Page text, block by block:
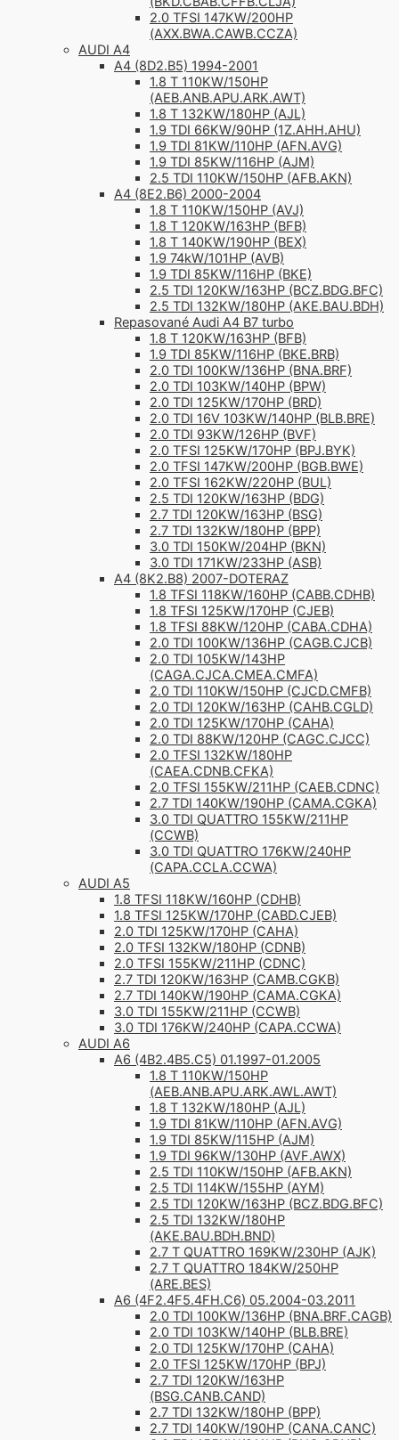
2.0 TFSI 147KW/200HP
(AXX.BWA.CAWB.CCZA)
AUDI A4
A4 (8D2.B5) 1994-2001
1.8 T 110KW/150HP
(AEB.ANB.APU.ARK.AWT)
1.8 T 132KW/180HP (AJL)
1.9 TDI 66KW/90HP (1Z.AHH.AHU)
1.9 TDI 81KW/110HP (AFN.AVG)
1.9 TDI 85KW/116HP (AJM)
2.5 TDI 110KW/150HP (AFB.AKN)
A4 (8E2.B6) 2000-2004
1.8 T 110KW/150HP (AVJ)
1.8 T 120KW/163HP (BFB)
1.8 T 140KW/190HP (BEX)
1.9 74kW/101HP (AVB)
1.9 TDI 85KW/116HP (BKE)
2.5 TDI 120KW/163HP (BCZ.BDG.BFC)
2.5 TDI 132KW/180HP (AKE.BAU.BDH)
Repasované Audi A4 B7 turbo
1.8 T 120KW/163HP (BFB)
1.9 TDI 85KW/116HP (BKE.BRB)
2.0 TDI 100KW/136HP (BNA.BRF)
2.0 TDI 103KW/140HP (BPW)
2.0 TDI 125KW/170HP (BRD)
2.0 TDI 16V 103KW/140HP (BLB.BRE)
2.0 TDI 93KW/126HP (BVF)
2.0 TFSI 125KW/170HP (BPJ.BYK)
2.0 TFSI 147KW/200HP (BGB.BWE)
2.0 TFSI 162KW/220HP (BUL)
2.5 TDI 120KW/163HP (BDG)
2.7 TDI 120KW/163HP (BSG)
2.7 TDI 132KW/180HP (BPP)
3.0 TDI 150KW/204HP (BKN)
3.0 TDI 171KW/233HP (ASB)
A4 (8K2.B8) 2007-DOTERAZ
1.8 TFSI 118KW/160HP (CABB.CDHB)
1.8 TFSI 125KW/170HP (CJEB)
1.8 TFSI 88KW/120HP (CABA.CDHA)
2.0 TDI 100KW/136HP (CAGB.CJCB)
2.0 TDI 105KW/143HP
(CAGA.CJCA.CMEA.CMFA)
2.0 TDI 110KW/150HP (CJCD.CMFB)
2.0 TDI 120KW/163HP (CAHB.CGLD)
2.0 TDI 125KW/170HP (CAHA)
2.0 TDI 88KW/120HP (CAGC.CJCC)
2.0 TFSI 132KW/180HP
(CAEA.CDNB.CFKA)
2.0 TFSI 155KW/211HP (CAEB.CDNC)
2.7 TDI 140KW/190HP (CAMA.CGKA)
3.0 TDI QUATTRO 155KW/211HP
(CCWB)
3.0 TDI QUATTRO 176KW/240HP
(CAPA.CCLA.CCWA)
AUDI A5
1.8 TFSI 118KW/160HP (CDHB)
1.8 TFSI 125KW/170HP (CABD.CJEB)
2.0 TDI 125KW/170HP (CAHA)
2.0 TFSI 132KW/180HP (CDNB)
2.0 TFSI 155KW/211HP (CDNC)
2.7 TDI 120KW/163HP (CAMB.CGKB)
2.7 TDI 140KW/190HP (CAMA.CGKA)
3.0 TDI 155KW/211HP (CCWB)
3.0 TDI 176KW/240HP (CAPA.CCWA)
AUDI A6
A6 (4B2.4B5.C5) 01.1997-01.2005
1.8 T 110KW/150HP
(AEB.ANB.APU.ARK.AWL.AWT)
1.8 T 132KW/180HP (AJL)
1.9 TDI 81KW/110HP (AFN.AVG)
1.9 TDI 85KW/115HP (AJM)
1.9 TDI 96KW/130HP (AVF.AWX)
2.5 TDI 110KW/150HP (AFB.AKN)
2.5 TDI 114KW/155HP (AYM)
2.5 TDI 120KW/163HP (BCZ.BDG.BFC)
2.5 TDI 132KW/180HP
(AKE.BAU.BDH.BND)
2.7 T QUATTRO 169KW/230HP (AJK)
2.7 T QUATTRO 184KW/250HP
(ARE.BES)
A6 (4F2.4F5.4FH.C6) 05.2004-03.2011
2.0 TDI 100KW/136HP (BNA.BRF.CAGB)
2.0 TDI 103KW/140HP (BLB.BRE)
2.0 TDI 125KW/170HP (CAHA)
2.0 TFSI 125KW/170HP (BPJ)
2.7 TDI 120KW/163HP
(BSG.CANB.CAND)
2.7 TDI 132KW/180HP (BPP)
2.7 TDI 140KW/190HP (CANA.CANC)